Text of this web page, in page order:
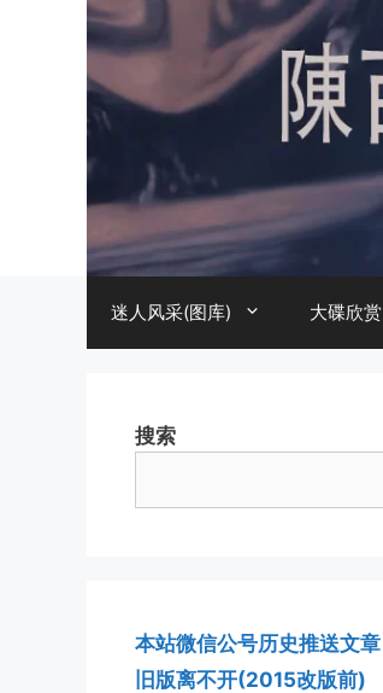
迷人风采(图库) 大碟欣赏
搜索
本站微信公号历史推送文章
旧版离不开(2015改版前)